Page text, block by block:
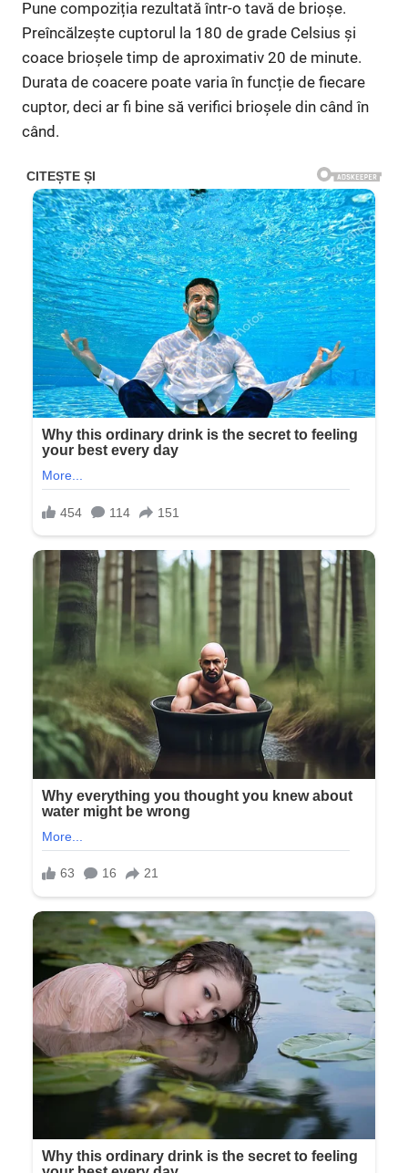
Pune compoziția rezultată într-o tavă de brioșe.
Preîncălzește cuptorul la 180 de grade Celsius și
coace brioșele timp de aproximativ 20 de minute.
Durata de coacere poate varia în funcție de fiecare
cuptor, deci ar fi bine să verifici brioșele din când în
când.